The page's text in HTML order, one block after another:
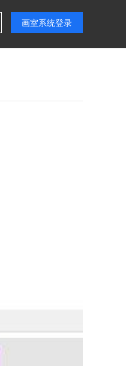
画室系统登录